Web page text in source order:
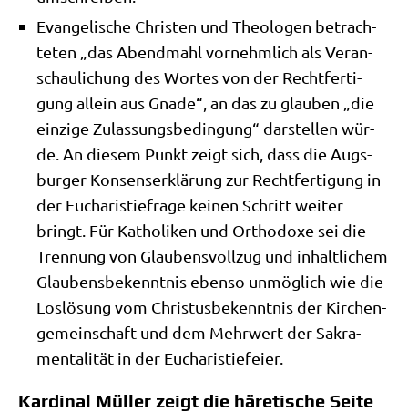
Evan­ge­li­sche Chri­sten und Theo­lo­gen betrach­
te­ten „das Abend­mahl vor­nehm­lich als Ver­an­
schau­li­chung des Wor­tes von der Recht­fer­ti­
gung allein aus Gna­de“, an das zu glau­ben „die
ein­zi­ge Zulas­sungs­be­din­gung“ dar­stel­len wür­
de. An die­sem Punkt zeigt sich, dass die Augs­
bur­ger Kon­sen­s­er­klä­rung zur Recht­fer­ti­gung in
der Eucha­ri­stie­fra­ge kei­nen Schritt wei­ter
bringt. Für Katho­li­ken und Ortho­do­xe sei die
Tren­nung von Glau­bens­voll­zug und inhalt­li­chem
Glau­bens­be­kennt­nis eben­so unmög­lich wie die
Los­lö­sung vom Chri­stus­be­kennt­nis der Kir­chen­
ge­mein­schaft und dem Mehr­wert der Sakra­
men­ta­li­tät in der Eucharistiefeier.
Kardinal Müller zeigt die häretische Seite